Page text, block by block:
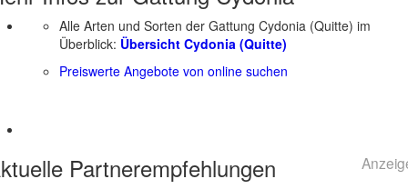
Alle Arten und Sorten der Gattung Cydonia (Quitte) im
Überblick: Übersicht Cydonia (Quitte)
Preiswerte Angebote von online suchen
Partnerempfehlungen